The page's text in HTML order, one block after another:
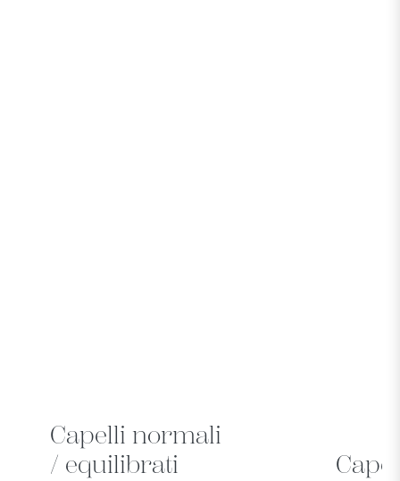
Capelli normali
/ equilibrati